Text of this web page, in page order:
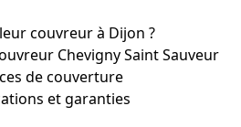
couvreur à Dijon ?
Chevigny Saint Sauveur
de couverture
et garanties